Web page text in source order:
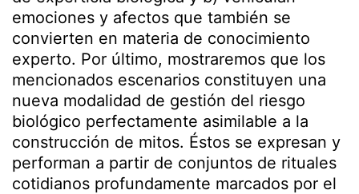
emociones y afectos que también se
convierten en materia de conocimiento
experto. Por último, mostraremos que los
mencionados escenarios constituyen una
nueva modalidad de gestión del riesgo
biológico perfectamente asimilable a la
construcción de mitos. Éstos se expresan y
performan a partir de conjuntos de rituales
cotidianos profundamente marcados por el